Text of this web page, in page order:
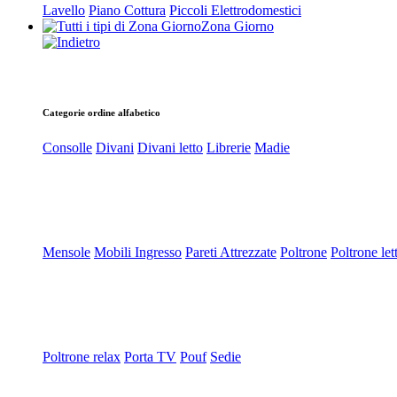
Lavello Piano Cottura Piccoli Elettrodomestici
Zona Giorno
Categorie ordine alfabetico
Consolle Divani Divani letto Librerie Madie
Mensole Mobili Ingresso Pareti Attrezzate Poltrone Poltrone
Poltrone relax Porta TV Pouf Sedie